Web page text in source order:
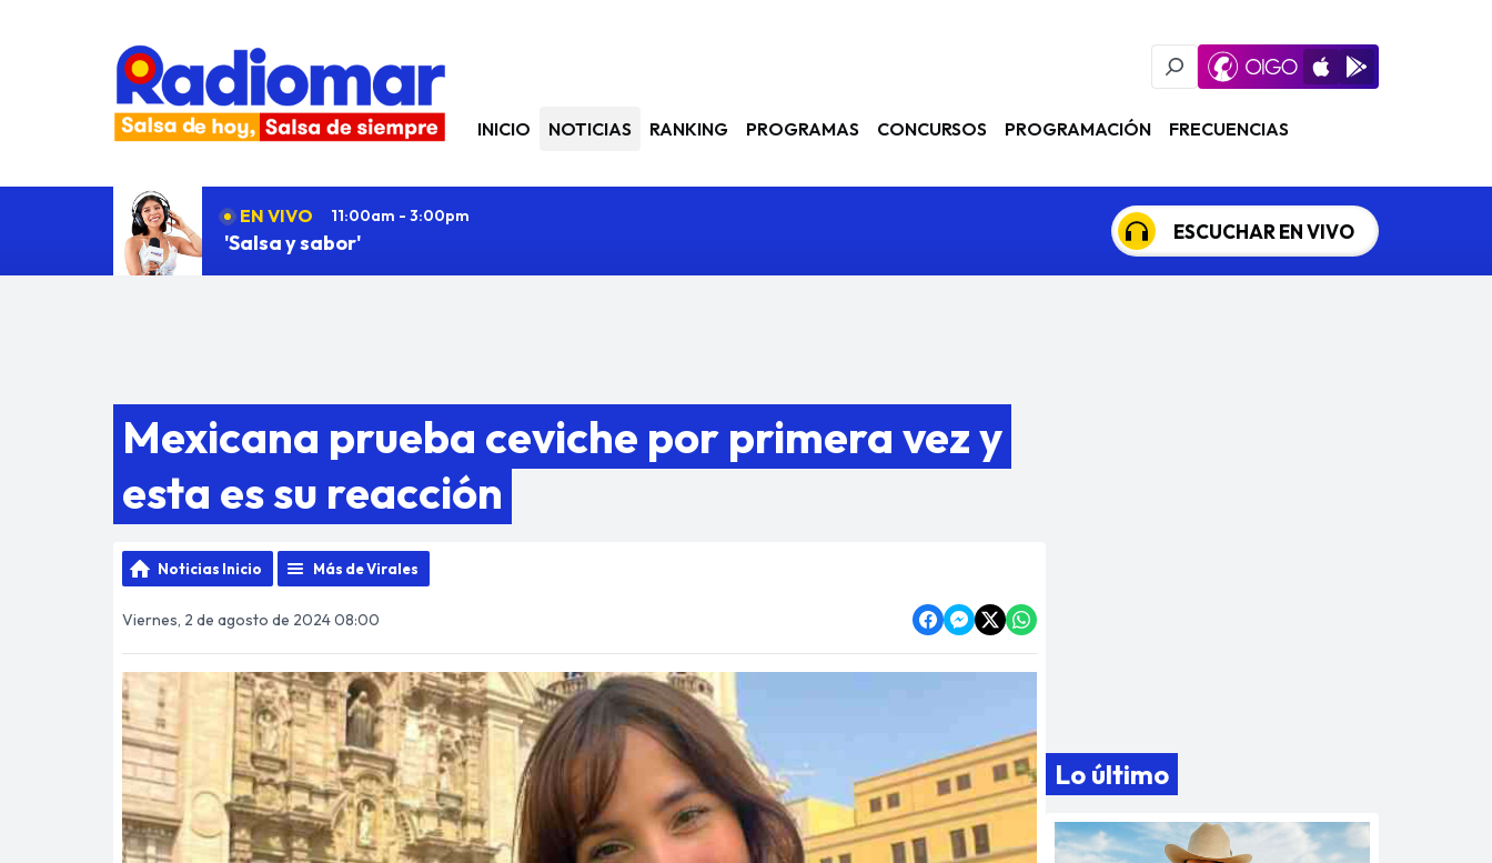
Oigo Radio App
Available on iOS
Available on
INICIO NOTICIAS RANKING PROGRAMAS CONCURSOS PROGRAMACIÓN FRECUENCIAS
EN VIVO 11:00am - 3:00pm
'Salsa y sabor' ESCUCHAR EN VIVO
Mexicana prueba ceviche por primera vez y
esta es su reacción
Noticias Inicio Más de Virales
Viernes, 2 de agosto de 2024 08:00
Lo último